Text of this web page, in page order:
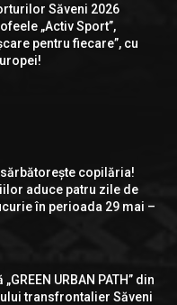
Săveni 2026
„Activ Sport”,
pentru fiecare”, cu
copilăria!
aduce patru zile de
în perioada 29 mai –
URBAN PATH” din
transfrontalier Săveni